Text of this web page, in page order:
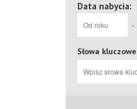
Data nabycia:
-
Słowa kluczowe